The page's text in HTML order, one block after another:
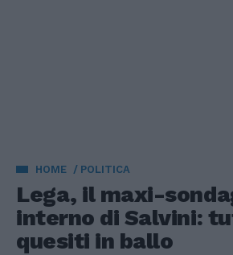
HOME POLITICA
Lega, il maxi-
interno di Salvini:
quesiti in ballo